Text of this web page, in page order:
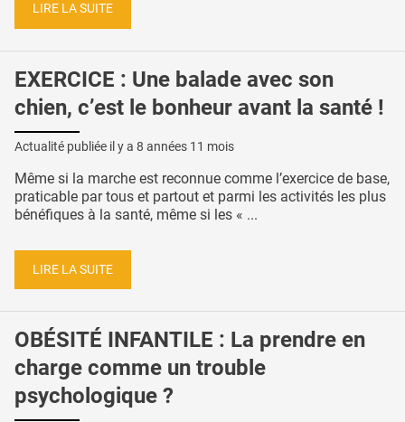
LIRE LA SUITE
EXERCICE : Une balade avec son
chien, c’est le bonheur avant la santé !
Actualité publiée il y a 8 années 11 mois
Même si la marche est reconnue comme l’exercice de base,
praticable par tous et partout et parmi les activités les plus
bénéfiques à la santé, même si les « ...
LIRE LA SUITE
OBÉSITÉ INFANTILE : La prendre en
charge comme un trouble
psychologique ?